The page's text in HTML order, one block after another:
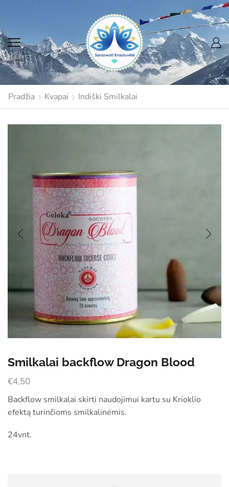
Pradžia Kvapai Indiški Smilkalai
Smilkalai backflow Dragon Blood
€4,50
Backflow smilkalai skirti naudojimui kartu su Krioklio
efektą turinčioms smilkalinėmis.
24vnt.